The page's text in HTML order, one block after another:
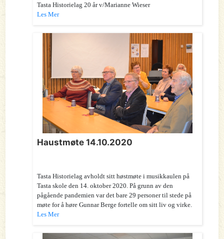
Tasta Historielag 20 år v/Marianne Wieser
Les Mer
Haustmøte 14.10.2020
Tasta Historielag avholdt sitt høstmøte i musikkaulen på
Tasta skole den 14. oktober 2020. På grunn av den
pågående pandemien var det bare 29 personer til stede på
møte for å høre Gunnar Berge fortelle om sitt liv og virke.
Les Mer